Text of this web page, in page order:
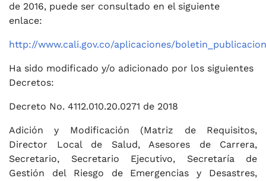
de 2016, puede ser consultado en el siguiente
enlace:
http://www.cali.gov.co/aplicaciones/
Ha sido modificado y/o adicionado por los siguientes
Decretos:
Decreto No. 4112.010.20.0271 de 2018
Adición y Modificación (Matriz de Requisitos,
Director Local de Salud, Asesores de Carrera,
Secretario, Secretario Ejecutivo, Secretaría de
Gestión del Riesgo de Emergencias y Desastres,